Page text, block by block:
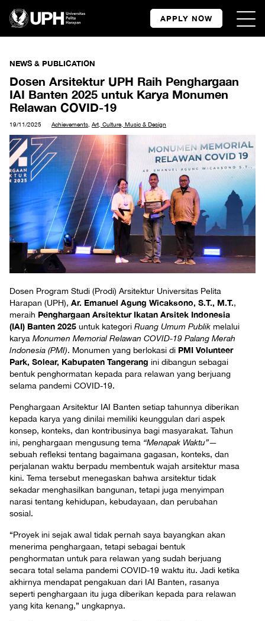
APPLY NOW
NEWS & PUBLICATION
Dosen Arsitektur UPH Raih Penghargaan
IAI Banten 2025 untuk Karya Monumen
Relawan COVID-19
19/11/2025 Achievements Art, Culture, Music & Design
Dosen Program Studi (Prodi) Arsitektur Universitas Pelita
Harapan (UPH), Ar. Emanuel Agung Wicaksono, S.T., M.T.,
meraih Penghargaan Arsitektur Ikatan Arsitek Indonesia
(IAI) Banten 2025 untuk kategori Ruang Umum Publik melalui
karya Monumen Memorial Relawan COVID-19 Palang Merah
Indonesia (PMI). Monumen yang berlokasi di PMI Volunteer
Park, Solear, Kabupaten Tangerang ini dibangun sebagai
bentuk penghormatan kepada para relawan yang berjuang
selama pandemi COVID-19.
Penghargaan Arsitektur IAI Banten setiap tahunnya diberikan
kepada karya yang dinilai memiliki keunggulan dari aspek
konsep, konteks, dan kontribusinya bagi masyarakat. Tahun
ini, penghargaan mengusung tema “Menapak Waktu”—
sebuah refleksi tentang bagaimana gagasan, konteks, dan
perjalanan waktu berpadu membentuk wajah arsitektur masa
kini. Tema tersebut menegaskan bahwa arsitektur tidak
sekadar menghasilkan bangunan, tetapi juga menyimpan
narasi tentang kehidupan, kebudayaan, dan perubahan
sosial.
“Proyek ini sejak awal tidak pernah saya bayangkan akan
menerima penghargaan, tetapi sebagai bentuk
penghormatan untuk para relawan yang sudah berjuang
secara total selama pandemi COVID-19 waktu itu. Jadi ketika
akhirnya mendapat pengakuan dari IAI Banten, rasanya
seperti penghargaan itu juga diberikan kepada para relawan
yang kita kenang,” ungkapnya.